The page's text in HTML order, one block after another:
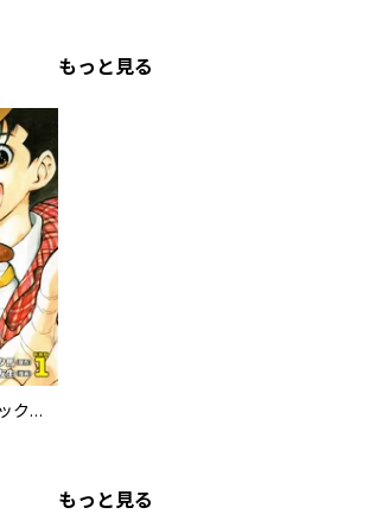
もっと見る
探偵犬シャードック（新装版）
もっと見る